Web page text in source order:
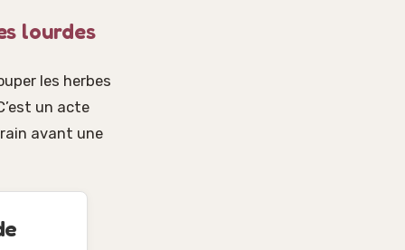
lourdes
les herbes
un acte
avant une